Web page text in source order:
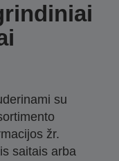
su
žr.
saitais arba